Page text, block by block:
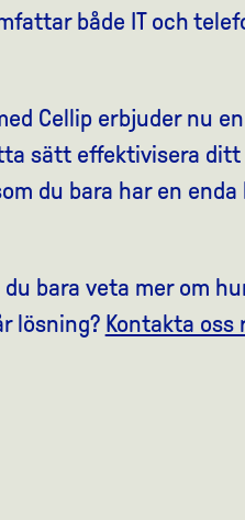
både IT och
Cellip erbjuder nu
sätt effektivisera
du bara har en
bara veta mer om
lösning? Kontakta oss